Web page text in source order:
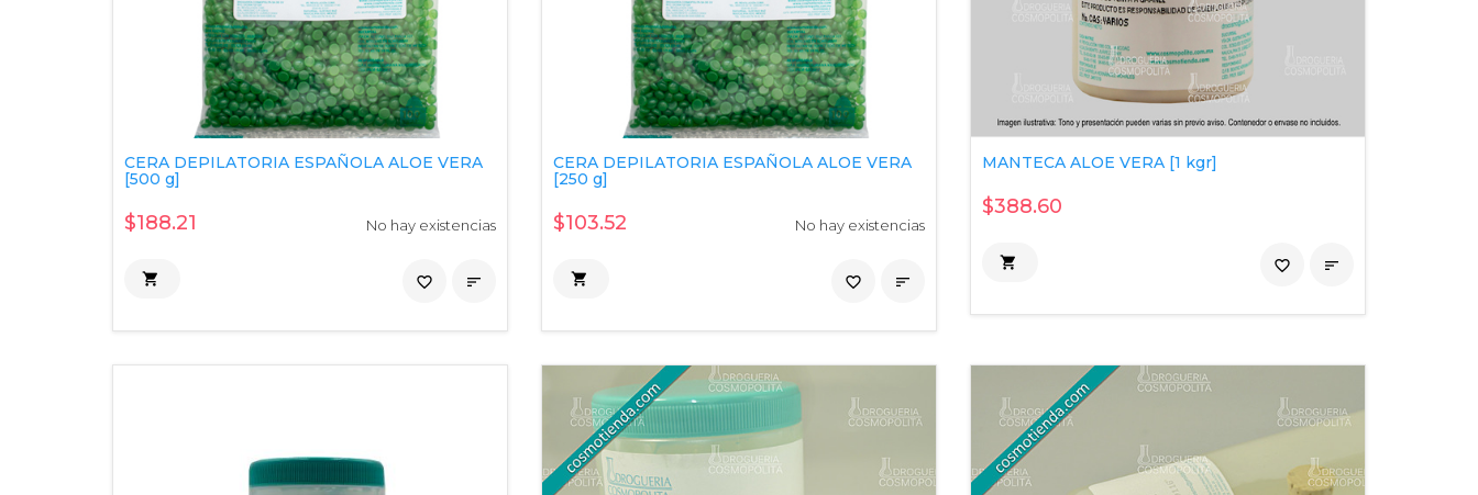
CERA DEPILATORIA ESPAÑOLA ALOE VERA
[500 g]
$188.21 No hay existencias
 
favorite_border
CERA DEPILATORIA ESPAÑOLA ALOE VERA
[250 g]
$103.52 No hay existencias
 
favorite_border
MANTECA ALOE VERA [1 kgr]
$388.60
 
favorite_border